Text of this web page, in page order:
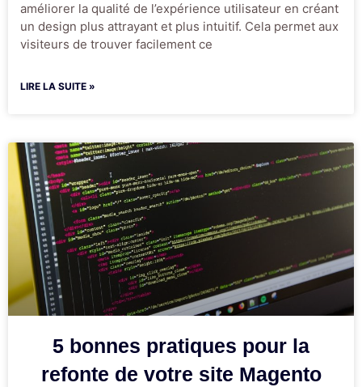
améliorer la qualité de l’expérience utilisateur en créant
un design plus attrayant et plus intuitif. Cela permet aux
visiteurs de trouver facilement ce
LIRE LA SUITE »
5 bonnes pratiques pour la
refonte de votre site Magento